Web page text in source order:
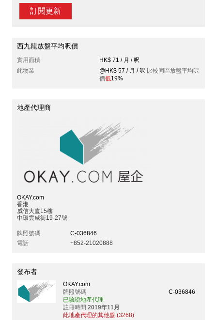
訂閱更新
西九龍放盤平均呎價
實用面積
HK$ 71 / 月 / 呎
此物業
@HK$ 57 / 月 / 呎 比較同區放盤平均呎
價低19%
地產代理商
OKAY.com
香港
威信大廈15樓
中環雲咸街19-27號
牌照號碼
C-036846
電話
+852-21020888
發布者
OKAY.com
牌照號碼
C-036846
已驗證地產代理
註冊時間 2019年11月
此地產代理的其他盤 (3268)